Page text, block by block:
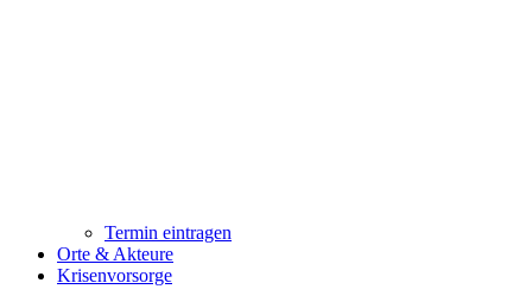
Termin eintragen
Orte & Akteure
Krisenvorsorge